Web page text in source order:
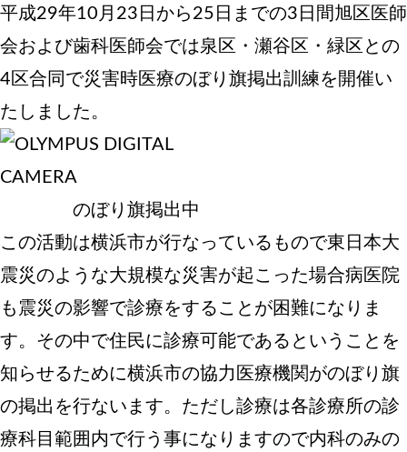
平成29年10月23日から25日までの3日間旭区医師
会および歯科医師会では泉区・瀬谷区・緑区との
4区合同で災害時医療のぼり旗掲出訓練を開催い
たしました。
のぼり旗掲出中
この活動は横浜市が行なっているもので東日本大
震災のような大規模な災害が起こった場合病医院
も震災の影響で診療をすることが困難になりま
す。その中で住民に診療可能であるということを
知らせるために横浜市の協力医療機関がのぼり旗
の掲出を行ないます。ただし診療は各診療所の診
療科目範囲内で行う事になりますので内科のみの